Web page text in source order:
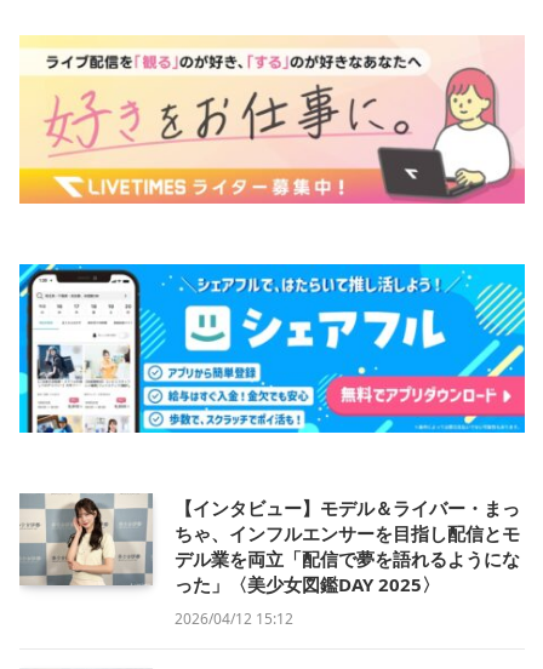
【インタビュー】モデル＆ライバー・まっ
ちゃ、インフルエンサーを目指し配信とモ
デル業を両立「配信で夢を語れるようにな
った」〈美少女図鑑DAY 2025〉
2026/04/12 15:12